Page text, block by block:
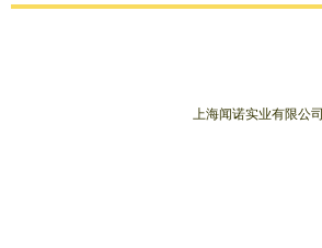
上海闻诺实业有限公司